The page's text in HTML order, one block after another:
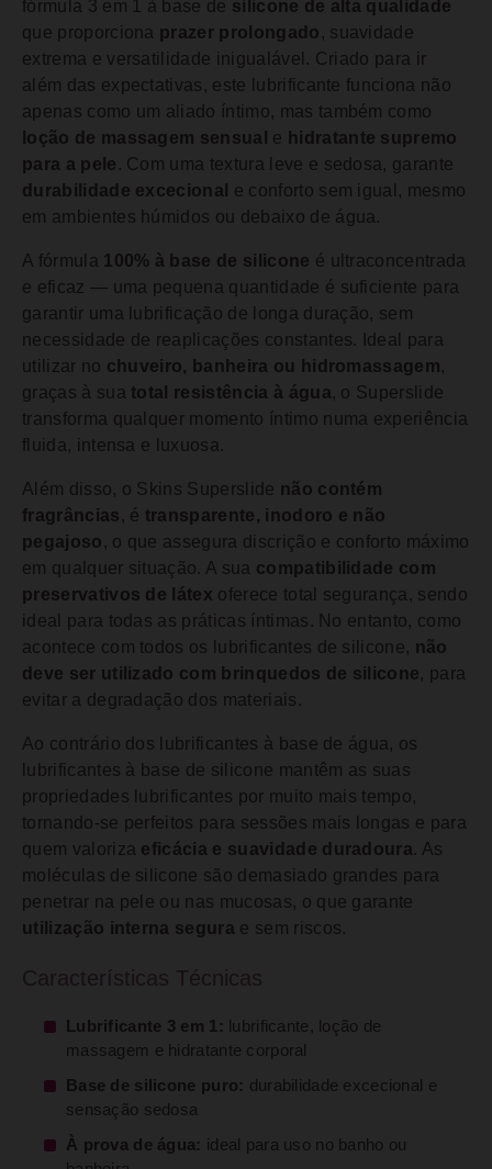
fórmula 3 em 1 à base de silicone de alta qualidade
que proporciona prazer prolongado , suavidade
extrema e versatilidade inigualável. Criado para ir
além das expectativas, este lubrificante funciona não
apenas como um aliado íntimo, mas também como
loção de massagem sensual
e hidratante supremo
para a pele . Com uma textura leve e sedosa, garante
durabilidade excecional
e conforto sem igual, mesmo
em ambientes húmidos ou debaixo de água.
A fórmula 100% à base de silicone é ultraconcentrada
e eficaz — uma pequena quantidade é suficiente para
garantir uma lubrificação de longa duração, sem
necessidade de reaplicações constantes. Ideal para
utilizar no chuveiro, banheira ou hidromassagem,
graças à sua total resistência à água, o Superslide
transforma qualquer momento íntimo numa experiência
fluida, intensa e luxuosa.
Além disso, o Skins Superslide não contém
fragrâncias , é transparente, inodoro e não
pegajoso , o que assegura discrição e conforto máximo
em qualquer situação. A sua compatibilidade com
preservativos de látex oferece total segurança, sendo
ideal para todas as práticas íntimas. No entanto, como
acontece com todos os lubrificantes de silicone, não
deve ser utilizado com brinquedos de silicone, para
evitar a degradação dos materiais.
Ao contrário dos lubrificantes à base de água, os
lubrificantes à base de silicone mantêm as suas
propriedades lubrificantes por muito mais tempo,
tornando-se perfeitos para sessões mais longas e para
quem valoriza eficácia e suavidade duradoura. As
moléculas de silicone são demasiado grandes para
penetrar na pele ou nas mucosas, o que garante
utilização interna segura e sem riscos.
Características Técnicas
Lubrificante 3 em 1:
lubrificante, loção de
massagem e hidratante corporal
Base de silicone puro: durabilidade excecional e
sensação sedosa
À prova de água: ideal para uso no banho ou